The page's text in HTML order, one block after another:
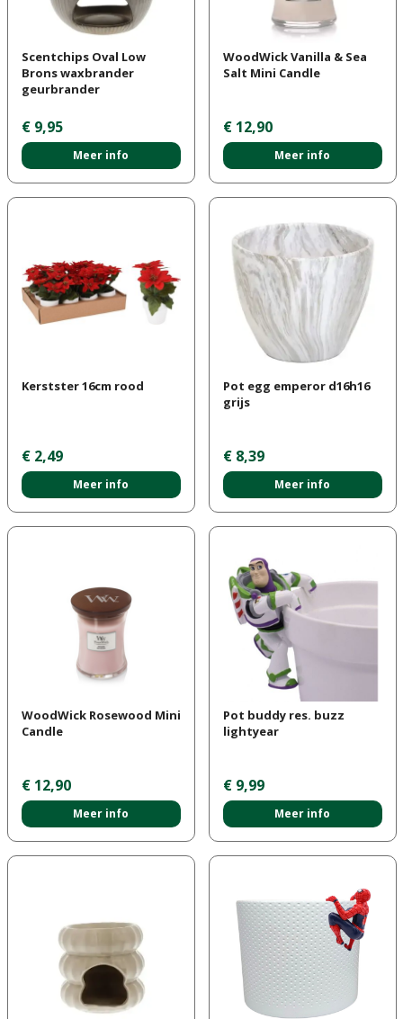
Scentchips Oval Low
Brons waxbrander
geurbrander
€ 9,95
Meer info
WoodWick Vanilla & Sea
Salt Mini Candle
€ 12,90
Meer info
Kerstster 16cm rood
€ 2,49
Meer info
Pot egg emperor d16h16
grijs
€ 8,39
Meer info
WoodWick Rosewood Mini
Candle
€ 12,90
Meer info
Pot buddy res. buzz
lightyear
€ 9,99
Meer info